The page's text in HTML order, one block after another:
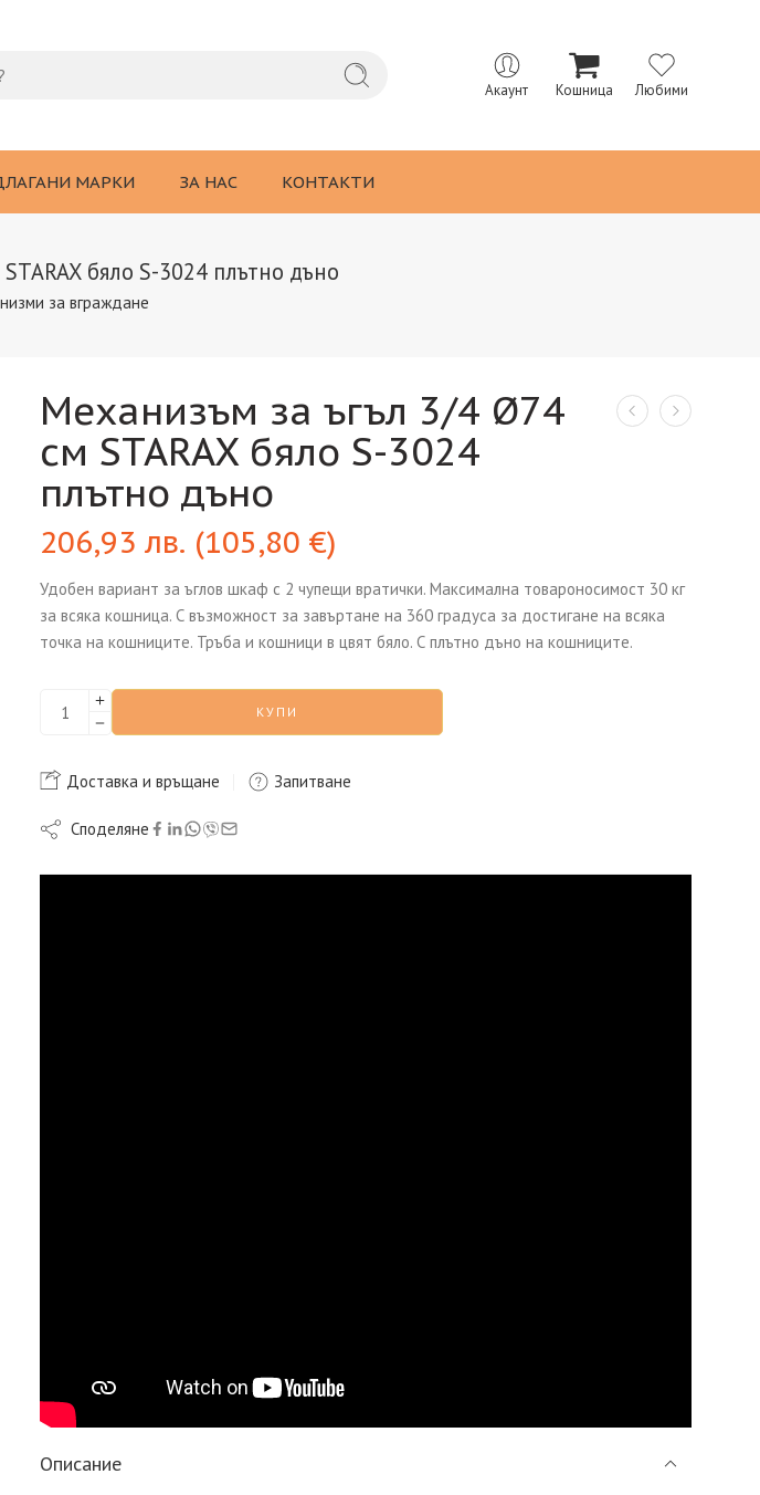
Акаунт Кошница Любими
МАРКИ ЗА НАС КОНТАКТИ
бяло S-3024 плътно дъно
за вграждане
Механизъм за ъгъл 3/4 Ø74
см STARAX бяло S-3024
плътно дъно
206,93 лв. (105,80 €)
Удобен вариант за ъглов шкаф с 2 чупещи вратички. Максимална товароносимост 30 кг
за всяка кошница. С възможност за завъртане на 360 градуса за достигане на всяка
точка на кошниците. Тръба и кошници в цвят бяло. С плътно дъно на кошниците.
КУПИ
Доставка и връщане Запитване
Споделяне
Описание